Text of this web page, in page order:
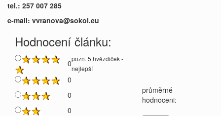
tel.: 257 007 285
e-mail: vvranova@sokol.eu
Hodnocení článku:
0pozn. 5 hvězdiček -
nejlepší
0
0
průměrné
hodnoceni:
0